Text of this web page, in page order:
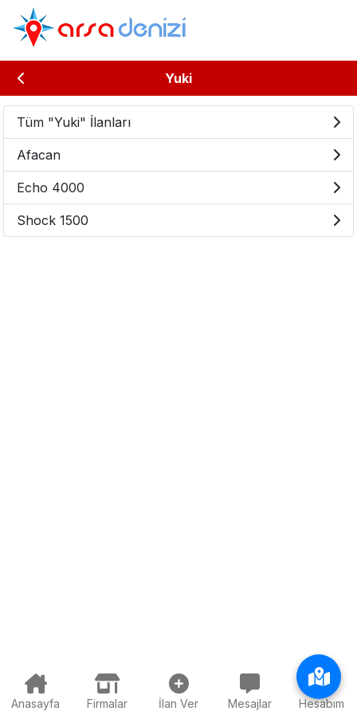
Yuki
Tüm "Yuki" İlanları
Afacan
Echo 4000
Shock 1500
Anasayfa Firmalar İlan Ver Mesajlar Hesabım